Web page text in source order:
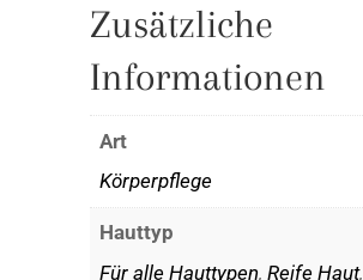
Zusätzliche
Informationen
Art
Körperpflege
Hauttyp
Für alle Hauttypen,Reife Haut,